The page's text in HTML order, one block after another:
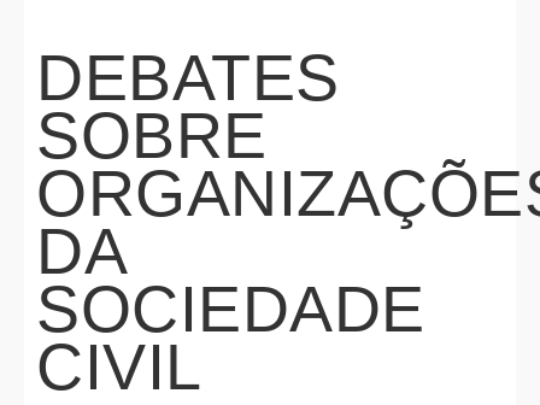
DEBATES
SOBRE
DA
SOCIEDADE
CIVIL